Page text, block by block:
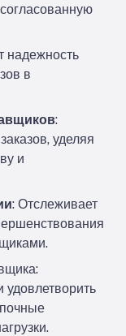
надежность
в
:
уделяя
и
: Отслеживает
:
удовлетворить